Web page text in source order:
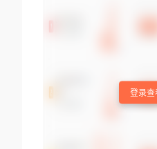
登录查